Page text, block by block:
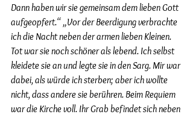
Dann haben wir sie gemeinsam dem lieben Gott
aufgeopfert.“ „Vor der Beerdigung verbrachte
ich die Nacht neben der armen lieben Kleinen.
Tot war sie noch schöner als lebend. Ich selbst
kleidete sie an und legte sie in den Sarg. Mir war
dabei, als würde ich sterben; aber ich wollte
nicht, dass andere sie berühren. Beim Requiem
war die Kirche voll. Ihr Grab befindet sich neben